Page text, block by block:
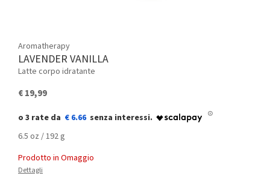
Aromatherapy
LAVENDER VANILLA
Latte corpo idratante
€ 19,99
€ 6.66
6.5 oz / 192 g
Prodotto in Omaggio
Dettagli